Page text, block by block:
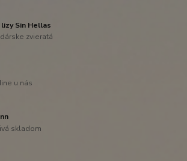
Sin Hellas
zvieratá
u nás
skladom